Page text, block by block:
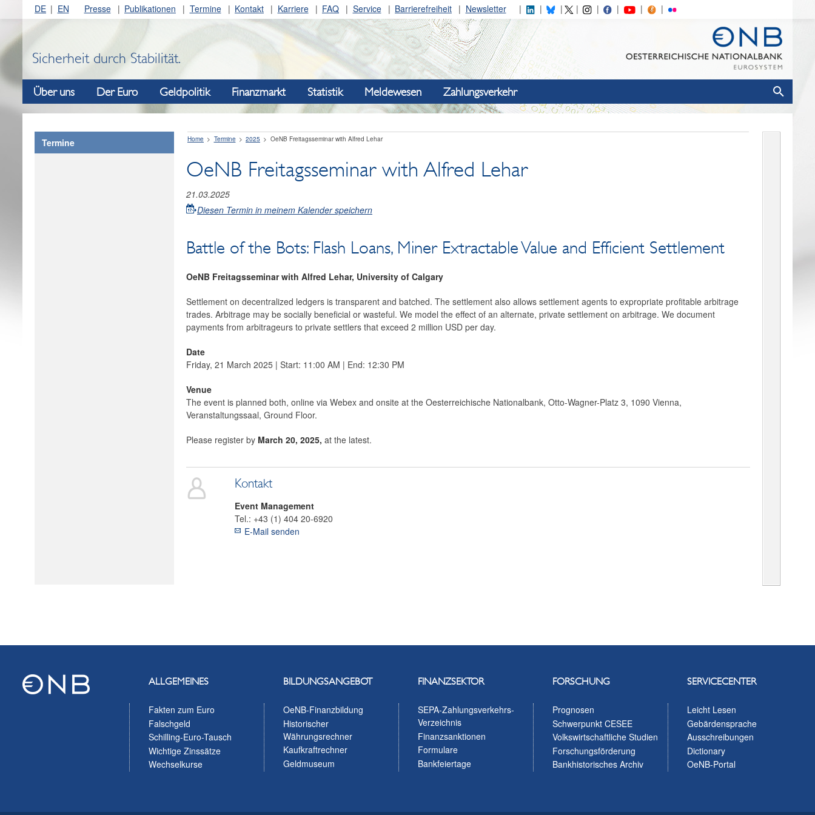
DE EN Presse Publikationen Termine Kontakt Karriere FAQ Service Barrierefreiheit Newsletter
Sicherheit durch Stabilität.
Über uns Der Euro Geldpolitik Finanzmarkt Statistik Meldewesen Zahlungsverkehr
Termine Home Termine 2025 OeNB Freitagsseminar with Alfred Lehar
OeNB Freitagsseminar with Alfred Lehar
21.03.2025
Diesen Termin in meinem Kalender speichern
Battle of the Bots: Flash Loans, Miner Extractable Value and Efficient Settlement
OeNB Freitagsseminar with Alfred Lehar, University of Calgary
Settlement on decentralized ledgers is transparent and batched. The settlement also allows settlement agents to expropriate profitable arbitrage
trades. Arbitrage may be socially beneficial or wasteful. We model the effect of an alternate, private settlement on arbitrage. We document
payments from arbitrageurs to private settlers that exceed 2 million USD per day.
Date
Friday, 21 March 2025 | Start: 11:00 AM | End: 12:30 PM
Venue
The event is planned both, online via Webex and onsite at the Oesterreichische Nationalbank, Otto-Wagner-Platz 3, 1090 Vienna,
Veranstaltungssaal, Ground Floor.
Please register by March 20, 2025, at the latest.
Kontakt
Event Management
Tel.: +43 (1) 404 20-6920
E-Mail senden
ALLGEMEINES
Fakten zum Euro
Falschgeld
Schilling-Euro-Tausch
Wichtige Zinssätze
Wechselkurse
BILDUNGSANGEBOT
OeNB-Finanzbildung
Historischer
Währungsrechner
Kaufkraftrechner
Geldmuseum
FINANZSEKTOR
SEPA-Zahlungsverkehrs-
Verzeichnis
Finanzsanktionen
Formulare
Bankfeiertage
FORSCHUNG
Prognosen
Schwerpunkt CESEE
Volkswirtschaftliche Studien
Forschungsförderung
Bankhistorisches Archiv
SERVICECENTER
Leicht Lesen
Gebärdensprache
Ausschreibungen
Dictionary
OeNB-Portal